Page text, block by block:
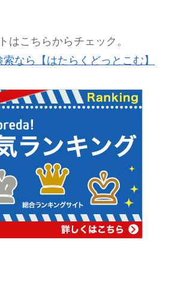
はこちらからチェック。
なら【はたらくどっとこむ】